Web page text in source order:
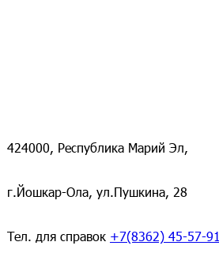
424000, Республика Марий Эл,
г.Йошкар-Ола, ул.Пушкина, 28
Тел. для справок +7(8362) 45-57-91